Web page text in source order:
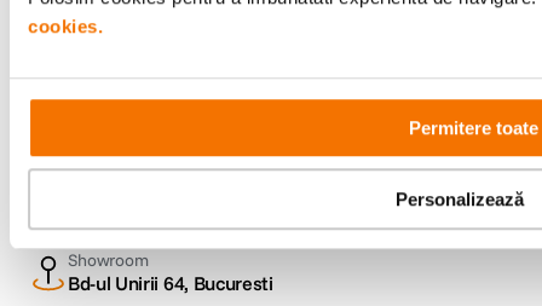
cookies.
Permitere toate
Personalizează
Metode de plata
Comenzi si suport
Showroom
Bd-ul Unirii 64, Bucuresti